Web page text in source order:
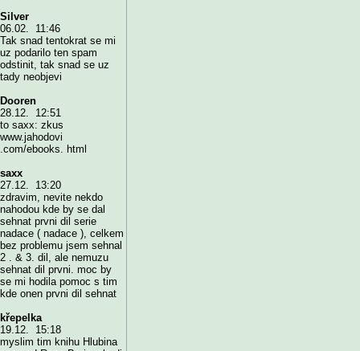
Silver
06.02. 11:46
Tak snad tentokrat se mi
uz podarilo ten spam
odstinit, tak snad se uz
tady neobjevi
Dooren
28.12. 12:51
to saxx: zkus
www.jahodovi
.com/ebooks. html
saxx
27.12. 13:20
zdravim, nevite nekdo
nahodou kde by se dal
sehnat prvni dil serie
nadace ( nadace ), celkem
bez problemu jsem sehnal
2 . & 3. dil, ale nemuzu
sehnat dil prvni. moc by
se mi hodila pomoc s tim
kde onen prvni dil sehnat
křepelka
19.12. 15:18
myslim tim knihu Hlubina